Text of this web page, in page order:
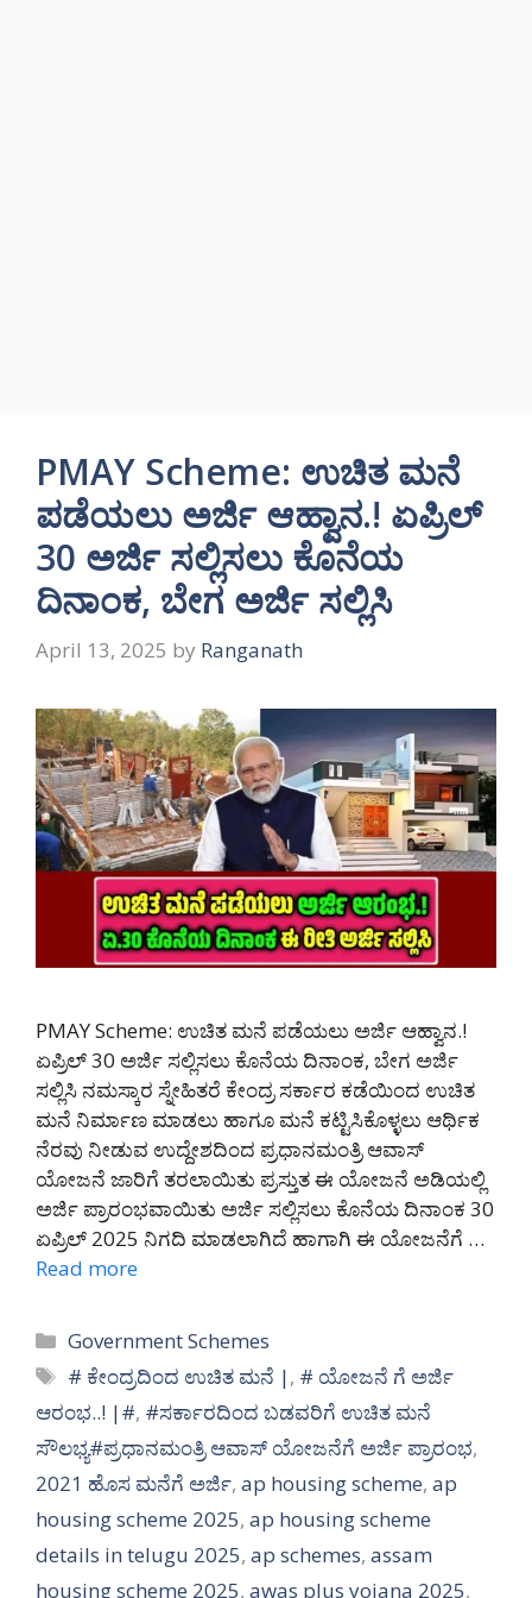
PMAY Scheme: ಉಚಿತ ಮನೆ
ಪಡೆಯಲು ಅರ್ಜಿ ಆಹ್ವಾನ.! ಏಪ್ರಿಲ್
30 ಅರ್ಜಿ ಸಲ್ಲಿಸಲು ಕೊನೆಯ
ದಿನಾಂಕ, ಬೇಗ ಅರ್ಜಿ ಸಲ್ಲಿಸಿ
April 13, 2025 by Ranganath
PMAY Scheme: ಉಚಿತ ಮನೆ ಪಡೆಯಲು ಅರ್ಜಿ ಆಹ್ವಾನ.!
ಏಪ್ರಿಲ್ 30 ಅರ್ಜಿ ಸಲ್ಲಿಸಲು ಕೊನೆಯ ದಿನಾಂಕ, ಬೇಗ ಅರ್ಜಿ
ಸಲ್ಲಿಸಿ ನಮಸ್ಕಾರ ಸ್ನೇಹಿತರೆ ಕೇಂದ್ರ ಸರ್ಕಾರ ಕಡೆಯಿಂದ ಉಚಿತ
ಮನೆ ನಿರ್ಮಾಣ ಮಾಡಲು ಹಾಗೂ ಮನೆ ಕಟ್ಟಿಸಿಕೊಳ್ಳಲು ಆರ್ಥಿಕ
ನೆರವು ನೀಡುವ ಉದ್ದೇಶದಿಂದ ಪ್ರಧಾನಮಂತ್ರಿ ಆವಾಸ್
ಯೋಜನೆ ಜಾರಿಗೆ ತರಲಾಯಿತು ಪ್ರಸ್ತುತ ಈ ಯೋಜನೆ ಅಡಿಯಲ್ಲಿ
ಅರ್ಜಿ ಪ್ರಾರಂಭವಾಯಿತು ಅರ್ಜಿ ಸಲ್ಲಿಸಲು ಕೊನೆಯ ದಿನಾಂಕ 30
ಏಪ್ರಿಲ್ 2025 ನಿಗದಿ ಮಾಡಲಾಗಿದೆ ಹಾಗಾಗಿ ಈ ಯೋಜನೆಗೆ …
Read more
Categories
Government Schemes
Tags
# ಕೇಂದ್ರದಿಂದ ಉಚಿತ ಮನೆ |, # ಯೋಜನೆ ಗೆ ಅರ್ಜಿ
ಆರಂಭ..! |#, #ಸರ್ಕಾರದಿಂದ ಬಡವರಿಗೆ ಉಚಿತ ಮನೆ
ಸೌಲಭ್ಯ#ಪ್ರಧಾನಮಂತ್ರಿ ಆವಾಸ್ ಯೋಜನೆಗೆ ಅರ್ಜಿ ಪ್ರಾರಂಭ,
2021 ಹೊಸ ಮನೆಗೆ ಅರ್ಜಿ, ap housing scheme, ap
housing scheme 2025, ap housing scheme
details in telugu 2025, ap schemes, assam
housing scheme 2025, awas plus yojana 2025,